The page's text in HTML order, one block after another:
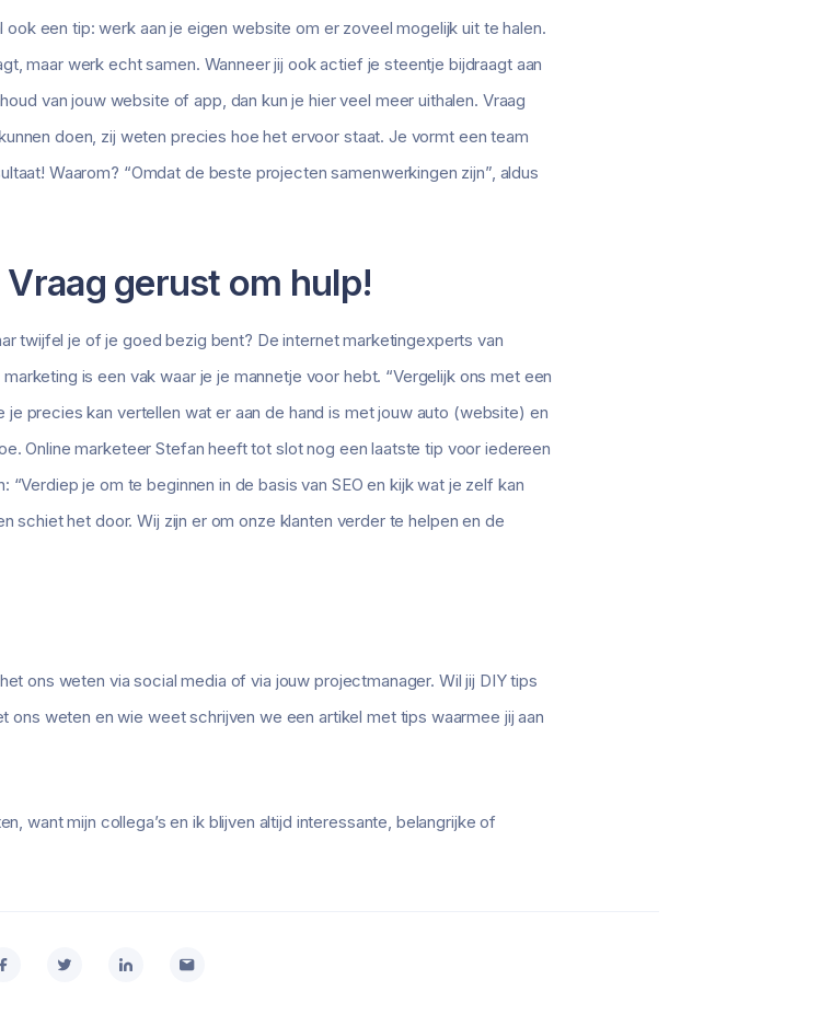
een tip: werk aan je eigen website om er zoveel mogelijk uit te halen.
maar werk echt samen. Wanneer jij ook actief je steentje bijdraagt aan
van jouw website of app, dan kun je hier veel meer uithalen. Vraag
doen, zij weten precies hoe het ervoor staat. Je vormt een team
Waarom? “Omdat de beste projecten samenwerkingen zijn”, aldus
gerust om hulp!
twijfel je of je goed bezig bent? De internet marketingexperts van
is een vak waar je je mannetje voor hebt. “Vergelijk ons met een
precies kan vertellen wat er aan de hand is met jouw auto (website) en
Online marketeer Stefan heeft tot slot nog een laatste tip voor iedereen
je om te beginnen in de basis van SEO en kijk wat je zelf kan
schiet het door. Wij zijn er om onze klanten verder te helpen en de
ons weten via social media of via jouw projectmanager. Wil jij DIY tips
ons weten en wie weet schrijven we een artikel met tips waarmee jij aan
want mijn collega’s en ik blijven altijd interessante, belangrijke of